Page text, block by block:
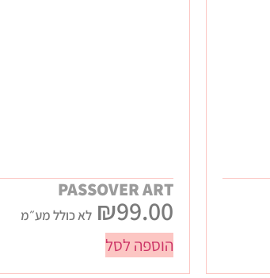
PASSOVER ART
₪99.00 לא כולל מע״מ
הוספה לסל